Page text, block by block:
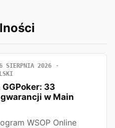
6 SIERPNIA 2026
33
w Main
WSOP Online